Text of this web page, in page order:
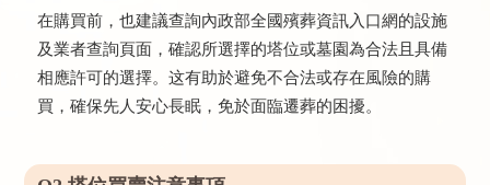
在購買前，也建議查詢內政部全國殯葬資訊入口網的設施
及業者查詢頁面，確認所選擇的塔位或墓園為合法且具備
相應許可的選擇。这有助於避免不合法或存在風險的購
買，確保先人安心長眠，免於面臨遷葬的困擾。